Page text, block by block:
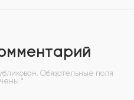
Обязательные поля
*